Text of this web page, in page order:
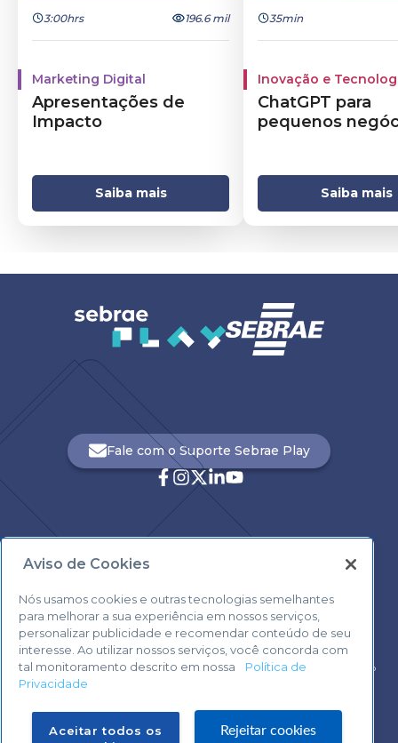
3:00hrs 196.6 mil
Marketing Digital
Apresentações de
Impacto
Saiba mais
35min
Inovação e
ChatGPT para
pequenos
Saiba mais
0800 570 0800
Fale com o Suporte Sebrae Play
Voltar ao topo
Aviso de Cookies
Nós usamos cookies e outras tecnologias semelhantes
para melhorar a sua experiência em nossos serviços,
personalizar publicidade e recomendar conteúdo de seu
interesse. Ao utilizar nossos serviços, você concorda com
tal monitoramento descrito em nossa
Política de
Privacidade
Aceitar todos os
Rejeitar cookies